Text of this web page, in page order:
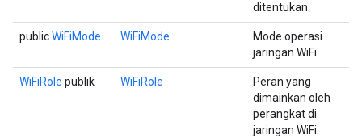
ditentukan.
publicWiFiMode WiFiMode
Mode operasi
jaringan WiFi.
WiFiRole publik WiFiRole
Peran yang
dimainkan oleh
perangkat di
jaringan WiFi.